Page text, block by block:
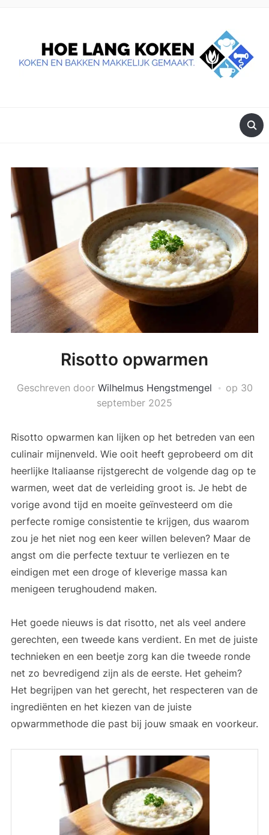
Risotto opwarmen
Geschreven door Wilhelmus Hengstmengel op 30
september 2025
Risotto opwarmen kan lijken op het betreden van een
culinair mijnenveld. Wie ooit heeft geprobeerd om dit
heerlijke Italiaanse rijstgerecht de volgende dag op te
warmen, weet dat de verleiding groot is. Je hebt de
vorige avond tijd en moeite geïnvesteerd om die
perfecte romige consistentie te krijgen, dus waarom
zou je het niet nog een keer willen beleven? Maar de
angst om die perfecte textuur te verliezen en te
eindigen met een droge of kleverige massa kan
menigeen terughoudend maken.
Het goede nieuws is dat risotto, net als veel andere
gerechten, een tweede kans verdient. En met de juiste
technieken en een beetje zorg kan die tweede ronde
net zo bevredigend zijn als de eerste. Het geheim?
Het begrijpen van het gerecht, het respecteren van de
ingrediënten en het kiezen van de juiste
opwarmmethode die past bij jouw smaak en voorkeur.